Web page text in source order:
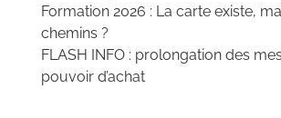
Formation 2026 : La carte existe,
chemins ?
FLASH INFO : prolongation des
pouvoir d’achat